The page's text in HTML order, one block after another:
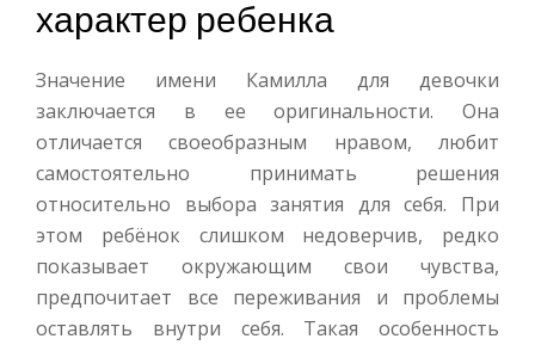
характер ребенка
Значение имени Камилла для девочки
заключается в ее оригинальности. Она
отличается своеобразным нравом, любит
самостоятельно принимать решения
относительно выбора занятия для себя. При
этом ребёнок слишком недоверчив, редко
показывает окружающим свои чувства,
предпочитает все переживания и проблемы
оставлять внутри себя. Такая особенность